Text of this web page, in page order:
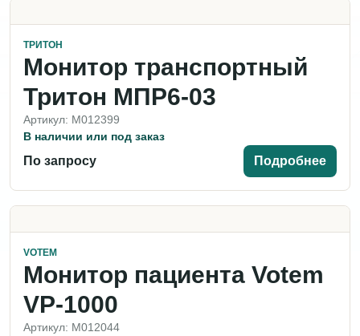
ТРИТОН
Монитор транспортный
Тритон МПР6-03
Артикул: M012399
В наличии или под заказ
По запросу Подробнее
VOTEM
Монитор пациента Votem
VP-1000
Артикул: M012044